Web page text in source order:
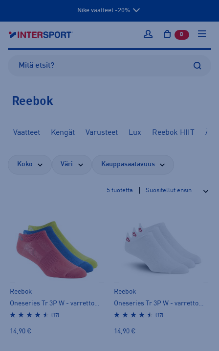
Nike vaatteet -20%
Kirjaudu sisään
0 tuotetta
Reebok
Vaatteet Kengät Varusteet Lux Reebok HIIT
Koko Väri Kauppasaatavuus
5 tuotetta
Reebok
(17)
14,90 €
Reebok
(17)
14,90 €